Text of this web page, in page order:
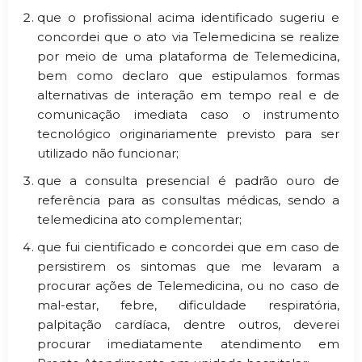
que o profissional acima identificado sugeriu e
concordei que o ato via Telemedicina se realize
por meio de uma plataforma de Telemedicina,
bem como declaro que estipulamos formas
alternativas de interação em tempo real e de
comunicação imediata caso o instrumento
tecnológico originariamente previsto para ser
utilizado não funcionar;
que a consulta presencial é padrão ouro de
referência para as consultas médicas, sendo a
telemedicina ato complementar;
que fui cientificado e concordei que em caso de
persistirem os sintomas que me levaram a
procurar ações de Telemedicina, ou no caso de
mal-estar, febre, dificuldade respiratória,
palpitação cardíaca, dentre outros, deverei
procurar imediatamente atendimento em